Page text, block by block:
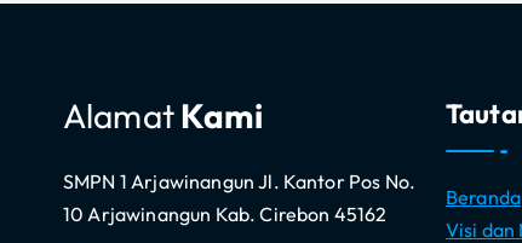
AlamatKami
SMPN 1 Arjawinangun Jl. Kantor Pos No.
10 Arjawinangun Kab. Cirebon 45162
Beranda
Visi dan